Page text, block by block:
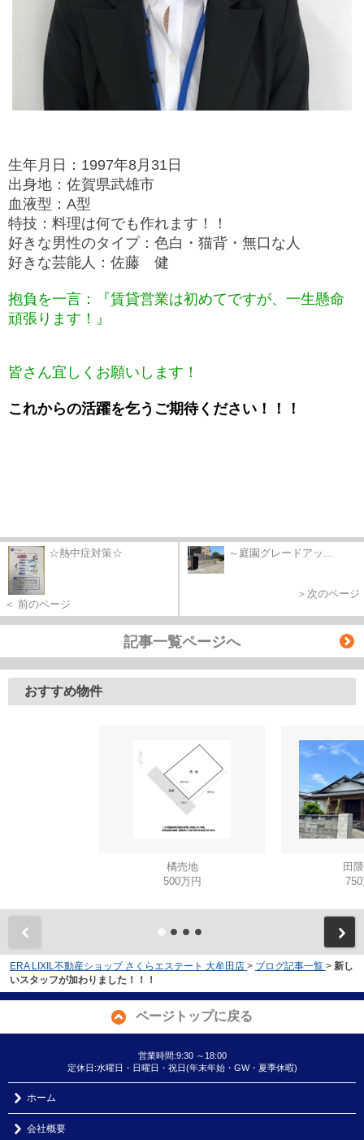
生年月日：1997年8月31日
出身地：佐賀県武雄市
血液型：A型
特技：料理は何でも作れます！！
好きな男性のタイプ：色白・猫背・無口な人
好きな芸能人：佐藤 健
抱負を一言：『賃貸営業は初めてですが、一生懸命
頑張ります！』
皆さん宜しくお願いします！
これからの活躍を乞うご期待ください！！！
☆熱中症対策☆
＜ 前のページ
～庭園グレードアッ...
＞次のページ
記事一覧ページへ
おすすめ物件
橘売地
500万円
田
ERA LIXIL不動産ショップ さくらエステート 大牟田店 > ブログ記事一覧 > 新し
いスタッフが加わりました！！！
ページトップに戻る
営業時間:9:30 ～18:00
定休日:水曜日・日曜日・祝日(年末年始・GW・夏季休暇)
ホーム
会社概要